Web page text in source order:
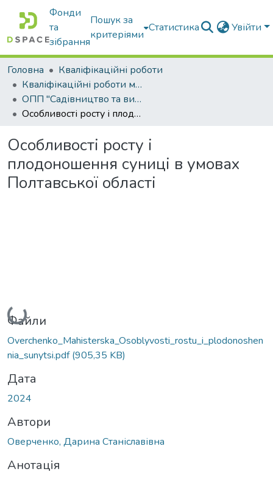
Фонди
та
зібрання
Пошук за
критеріями
Статистика Увійти
Головна
Кваліфікаційні роботи
Кваліфікаційні роботи магістрів
ОПП "Садівництво та виноградарство"
Особливості росту і плодоношення суниці в умовах Полтавської області
Особливості росту і
плодоношення суниці в умовах
Полтавської області
Вантажиться...
Файли
Overchenko_Mahisterska_Osoblyvosti_rostu_i_plodonoshen
nia_sunytsi.pdf(905,35 KB)
Дата
2024
Автори
Оверченко, Дарина Станіславівна
Анотація